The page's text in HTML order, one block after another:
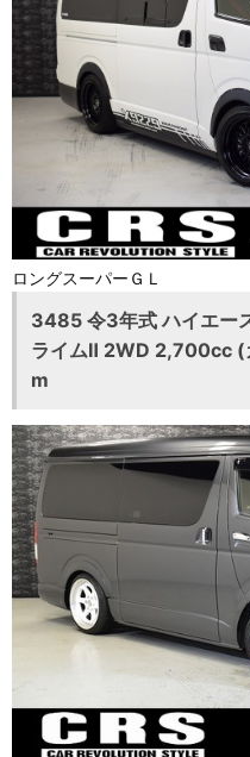
ロングスーパーＧＬ
3485 令3年式 ハイエー
ライムⅡ 2WD 2,700cc (
m